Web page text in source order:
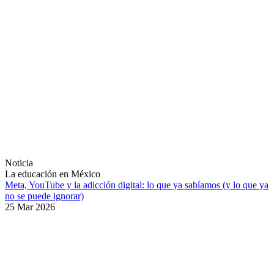
Noticia
La educación en México
Meta, YouTube y la adicción digital: lo que ya sabíamos (y lo que ya
no se puede ignorar)
25 Mar 2026